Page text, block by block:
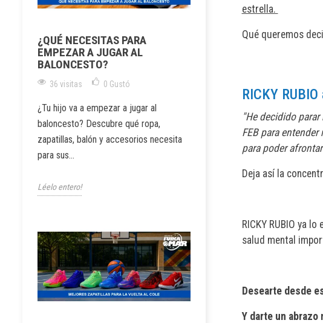
¿QUÉ NECESITAS PARA
EMPEZAR A JUGAR AL
BALONCESTO?
36 visitas 0 Gustó
¿Tu hijo va a empezar a jugar al
baloncesto? Descubre qué ropa,
zapatillas, balón y accesorios necesita
para sus...
Léelo entero!
estrella.
Qué queremos
RICKY
"He decidido
FEB para
para poder
Deja así la
RICKY RUBIO ya
salud mental
Desearte desde
Y darte un abrazo